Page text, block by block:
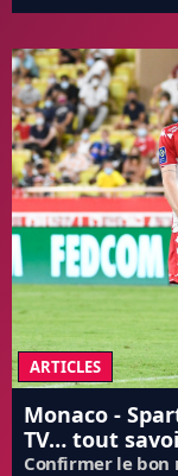
ARTICLES
Monaco -
TV… tout
Confirmer le bon